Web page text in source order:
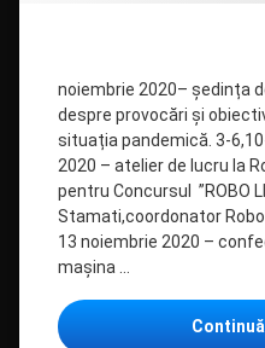
noiembrie 2020– ședința
despre provocări și
situația pandemică. 3-
2020 – atelier de lucru la
pentru Concursul ”ROBO
Stamati,coordonator Robo
13 noiembrie 2020 –
mașina …